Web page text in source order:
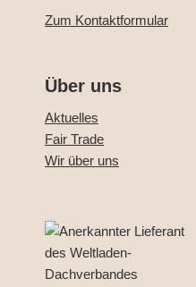
Zum Kontaktformular
Über uns
Aktuelles
Fair Trade
Wir über uns